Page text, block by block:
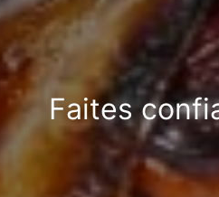
Faites